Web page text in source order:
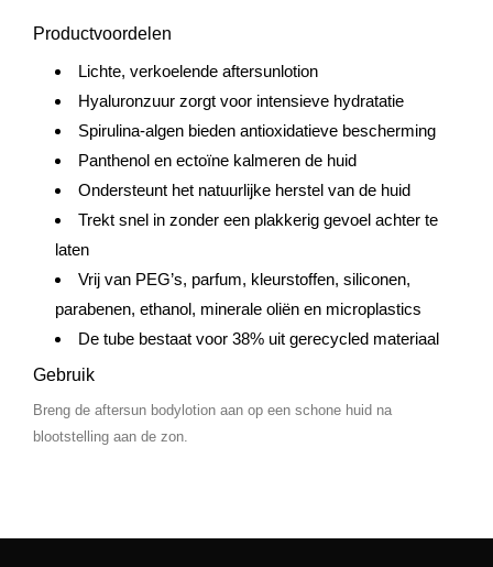
Productvoordelen
Lichte, verkoelende aftersunlotion
Hyaluronzuur zorgt voor intensieve hydratatie
Spirulina-algen bieden antioxidatieve bescherming
Panthenol en ectoïne kalmeren de huid
Ondersteunt het natuurlijke herstel van de huid
Trekt snel in zonder een plakkerig gevoel achter te
laten
Vrij van PEG’s, parfum, kleurstoffen, siliconen,
parabenen, ethanol, minerale oliën en microplastics
De tube bestaat voor 38% uit gerecycled materiaal
Gebruik
Breng de aftersun bodylotion aan op een schone huid na
blootstelling aan de zon.